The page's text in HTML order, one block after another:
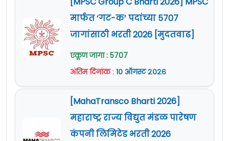
१२
आणि ट्रेनिंग (MTS-O&T) /Multi
Tasking Staff - Office &
training (MTS-O&T)
Eligibility Criteria For NDA Pune
पद क्रमांक वयाची अट
१८ ते २७ वर्षे
मार्फत ‘गट-क’ पदांच्या 5707
जागांसाठी भरती 2026 [मुदतवाढ]
एकूण जागा : 5707
अंतिम दिनांक: १० ऑगस्ट २०२६
[MahaTransco Bharti 2026]
महाराष्ट्र राज्य विद्युत मंडळ पारेषण
कंपनी लिमिटेड भरती 2026